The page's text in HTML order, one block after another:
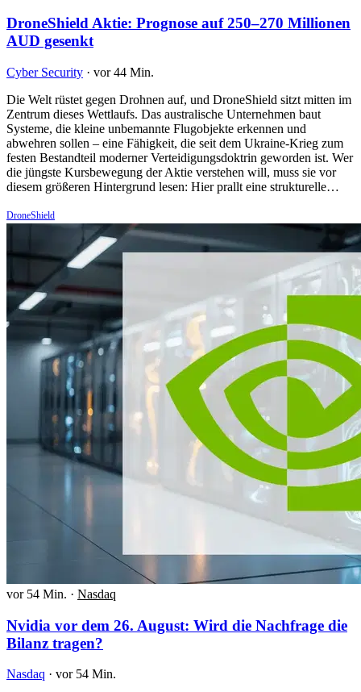
DroneShield Aktie: Prognose auf 250–270 Millionen
AUD gesenkt
Cyber Security · vor 44 Min.
Die Welt rüstet gegen Drohnen auf, und DroneShield sitzt mitten im
Zentrum dieses Wettlaufs. Das australische Unternehmen baut
Systeme, die kleine unbemannte Flugobjekte erkennen und
abwehren sollen – eine Fähigkeit, die seit dem Ukraine-Krieg zum
festen Bestandteil moderner Verteidigungsdoktrin geworden ist. Wer
die jüngste Kursbewegung der Aktie verstehen will, muss sie vor
diesem größeren Hintergrund lesen: Hier prallt eine strukturelle…
DroneShield
vor 54 Min. · Nasdaq
Nvidia vor dem 26. August: Wird die Nachfrage die
Bilanz tragen?
Nasdaq · vor 54 Min.